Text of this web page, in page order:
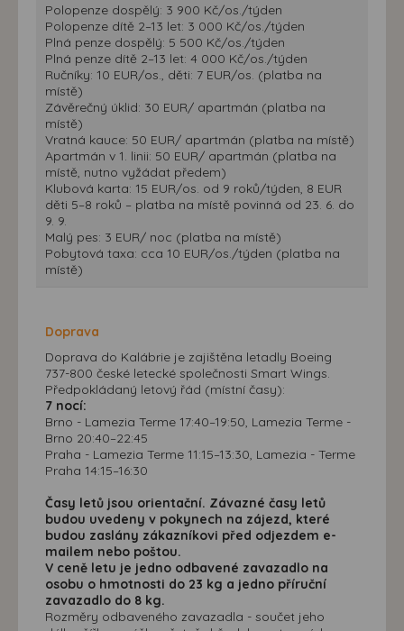
Polopenze dospělý: 3 900 Kč/os./týden
Polopenze dítě 2–13 let: 3 000 Kč/os./týden
Plná penze dospělý: 5 500 Kč/os./týden
Plná penze dítě 2–13 let: 4 000 Kč/os./týden
Ručníky: 10 EUR/os., děti: 7 EUR/os. (platba na
místě)
Závěrečný úklid: 30 EUR/ apartmán (platba na
místě)
Vratná kauce: 50 EUR/ apartmán (platba na místě)
Apartmán v 1. linii: 50 EUR/ apartmán (platba na
místě, nutno vyžádat předem)
Klubová karta: 15 EUR/os. od 9 roků/týden, 8 EUR
děti 5–8 roků – platba na místě povinná od 23. 6. do
9. 9.
Malý pes: 3 EUR/ noc (platba na místě)
Pobytová taxa: cca 10 EUR/os./týden (platba na
místě)
Doprava
Doprava do Kalábrie je zajištěna letadly Boeing
737-800 české letecké společnosti Smart Wings.
Předpokládaný letový řád (místní časy):
7 nocí:
Brno - Lamezia Terme 17:40–19:50, Lamezia Terme -
Brno 20:40–22:45
Praha - Lamezia Terme 11:15–13:30, Lamezia - Terme
Praha 14:15–16:30
Časy letů jsou orientační. Závazné časy letů
budou uvedeny v pokynech na zájezd, které
budou zaslány zákazníkovi před odjezdem e-
mailem nebo poštou.
V ceně letu je jedno odbavené zavazadlo na
osobu o hmotnosti do 23 kg a jedno příruční
zavazadlo do 8 kg.
Rozměry odbaveného zavazadla - součet jeho